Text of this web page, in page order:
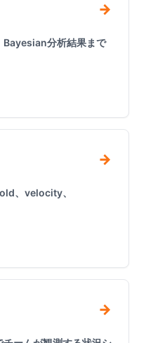
→
Bayesian分析結果まで
→
、velocity、
→